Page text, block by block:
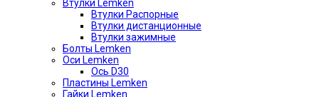
Втулки Lemken
Втулки Распорные
Втулки дистанционные
Втулки зажимные
Болты Lemken
Оси Lemken
Ось D30
Пластины Lemken
Гайки Lemken